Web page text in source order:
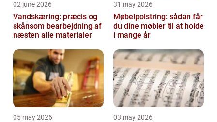
02 june 2026
Vandskæring: præcis og
skånsom bearbejdning af
næsten alle materialer
31 may 2026
Møbelpolstring: sådan får
du dine møbler til at holde
i mange år
05 may 2026 03 may 2026